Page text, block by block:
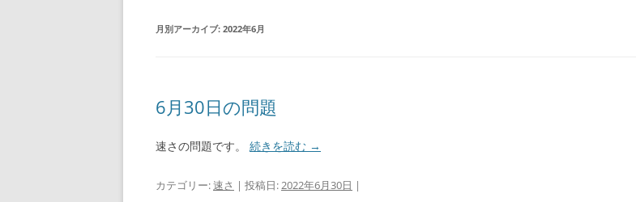
月別アーカイブ: 2022年6月
6月30日の問題
速さの問題です。 続きを読む →
カテゴリー:速さ | 投稿日:2022年6月30日 |